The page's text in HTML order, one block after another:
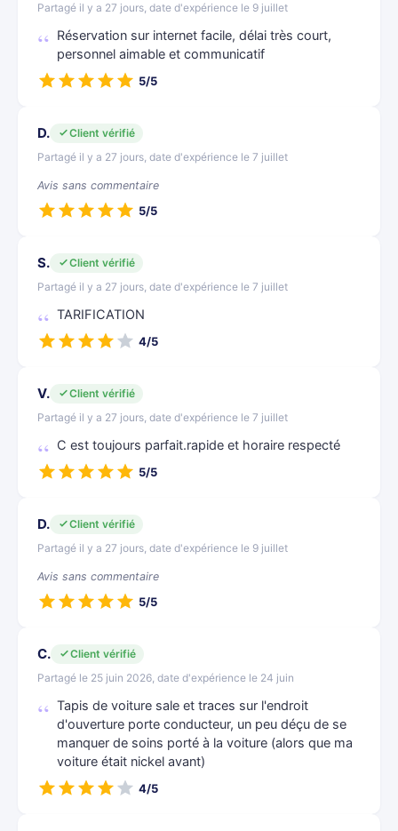
Partagé il y a 27 jours, date d'expérience le 9 juillet
Réservation sur internet facile, délai très court,
personnel aimable et communicatif
5/5
D.
Client vérifié
Partagé il y a 27 jours, date d'expérience le 7 juillet
Avis sans commentaire
5/5
S.
Client vérifié
Partagé il y a 27 jours, date d'expérience le 7 juillet
TARIFICATION
4/5
V.
Client vérifié
Partagé il y a 27 jours, date d'expérience le 7 juillet
C est toujours parfait.rapide et horaire respecté
5/5
D.
Client vérifié
Partagé il y a 27 jours, date d'expérience le 9 juillet
Avis sans commentaire
5/5
C.
Client vérifié
Partagé le 25 juin 2026, date d'expérience le 24 juin
Tapis de voiture sale et traces sur l'endroit
d'ouverture porte conducteur, un peu déçu de se
manquer de soins porté à la voiture (alors que ma
voiture était nickel avant)
4/5